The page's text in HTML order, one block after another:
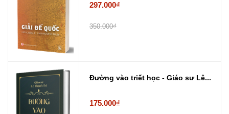
297.000₫
350.000₫
Đường vào triết học - Giáo sư Lê...
175.000₫